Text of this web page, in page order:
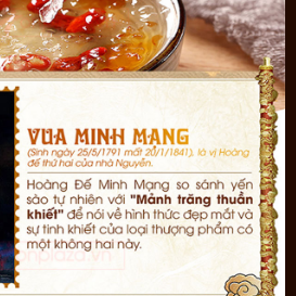
và thời gian làm sạch tổ mà chỉ cần
vòng 20 -30 phút rồi rửa qua một vài
nhiều món ăn phong phú như: yến
hạt sen, súp yến gà, cháo yến bồ câu...
giữa các món ăn để không bị chán.
phù hợp với tất cả mọi người, đang là
nhiều chị em phụ nữ dùng chăm sóc
đãi khách cũng như làm quà tặng vô
người lần đầu sử dụng yến nên mua